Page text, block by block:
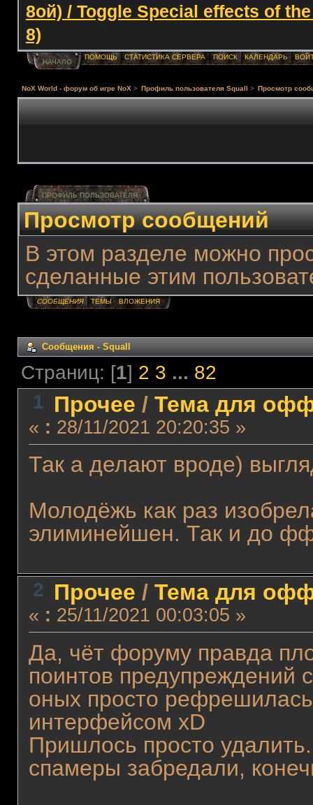
8ой) / Toggle Special effects of
8)
НАЧАЛО
ПОМОЩЬ СТАТИСТИКА СЕРВЕРА ПОИСК КАЛЕНДАРЬ
NoX World - форум об игре NoX > Профиль пользователя Squall > Просмотр
ПРОФИЛЬ ПОЛЬЗОВАТЕЛЯ
Просмотр сообщений
В этом разделе можно
сделанные этим
СООБЩЕНИЯ ТЕМЫ ВЛОЖЕНИЯ
Сообщения - Squall
Страниц: [1] 2 3 ... 82
1 Прочее / Тема для
« : 28/11/2021 20:20:35 »
Так а делают вроде)
Молодёжь как раз
элиминейшен. Так и до
2 Прочее / Тема для
« : 25/11/2021 00:03:05 »
Да, чёт форуму правда
поинтов предупреждений
оных просто
интерфейсом xD
Пришлось просто
спамеры забредали,